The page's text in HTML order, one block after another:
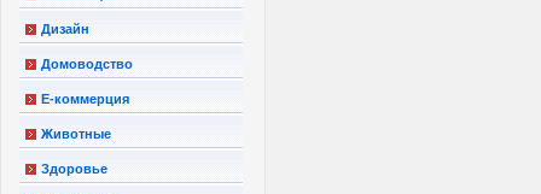
Дизайн
Домоводство
Е-коммерция
Животные
Здоровье